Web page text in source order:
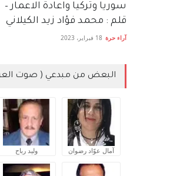
سوريا وتركيا واعادة الاعمار –
قلم : محمد فؤاد زيد الكيلاني
آراء حرة 18 فبراير، 2023
البعض من مبدعي ( صوت
آمال عوّاد رضوان وليد رباح